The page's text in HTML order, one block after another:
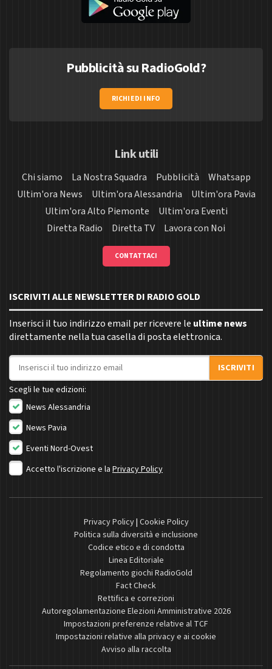
Pubblicità su RadioGold?
RICHIEDI INFO
Link utili
Chi siamo La Nostra Squadra Pubblicità
Whatsapp
Ultim'ora News
Ultim'ora Alessandria
Ultim'ora Pavia
Ultim'ora Alto Piemonte
Ultim'ora Eventi
Diretta Radio
Diretta TV Lavora con Noi
CONTATTACI
ISCRIVITI ALLE NEWSLETTER DI RADIO GOLD
Inserisci il tuo indirizzo email per ricevere le ultime news
direttamente nella tua casella di posta elettronica.
Indirizzo email
ISCRIVITI
Scegli le tue edizioni:
News Alessandria
News Pavia
Eventi Nord-Ovest
Accetto l'iscrizione e la Privacy Policy
Privacy Policy| Cookie Policy
Politica sulla diversità e inclusione
Codice etico e di condotta
Linea Editoriale
Regolamento giochi RadioGold
Fact Check
Rettifica e correzioni
Autoregolamentazione Elezioni Amministrative 2026
Impostazioni preferenze relative al TCF
Impostazioni relative alla privacy e ai cookie
Avviso alla raccolta